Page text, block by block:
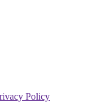
Policy